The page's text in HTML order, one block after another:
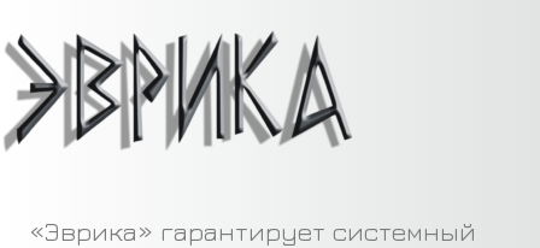
«Эврика» гарантирует системный